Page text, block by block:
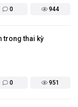
0 944
0 951
trong thai kỳ